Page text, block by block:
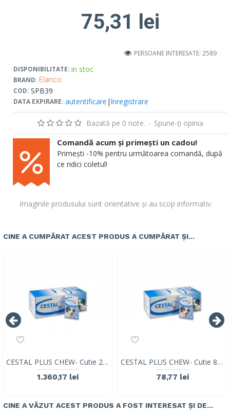
DISPONIBILITATE: in stoc
BRAND: Elanco
COD: SPB39
DATA EXPIRARE: autentificare |înregistrare
PERSOANE INTERESATE: 2589
Bazată pe 0 note. - Spune-ţi opinia
75,31 lei
Imaginile produsului sunt orientative și au scop informativ.
Comandă acum și primești un cadou!
Primești -10% pentru următoarea comandă, după
ce ridici coletul!
CINE A CUMPĂRAT ACEST PRODUS A CUMPĂRAT ȘI...
CESTAL PLUS CHEW- Cutie 200 Tablete
1.360,17 lei
CESTAL PLUS CHEW- Cutie 8 Tablete
78,77 lei
CINE A VĂZUT ACEST PRODUS A FOST INTERESAT ȘI DE...